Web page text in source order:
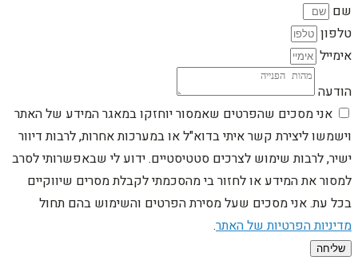
שם
טלפון
אימייל
הודעה
אני מסכים שהפרטים שאמסור יוחזקו במאגר המידע של האתר
וישמשו ליצירת קשר איתי בדוא"ל או במערכות אחרות, לרבות דיוור
ישיר, לרבות שימוש לצרכים סטטיסטיים. ידוע לי שבאפשרותי לסרב
למסור את המידע או לחזור בי מהסכמתי לקבלת מסרים שיווקיים
בכל עת. אני מסכים שעל מסירת הפרטים והשימוש בהם תחול
מדיניות הפרטיות של האתר.
שליחה